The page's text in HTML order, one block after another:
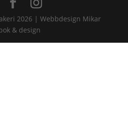
2026 | Webbdesign Mikar
& design